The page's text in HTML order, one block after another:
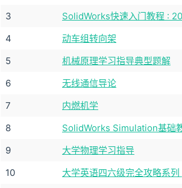
3
SolidWorks快速入门教程 :
4
动车组转向架
5
机械原理学习指导典型题解
6
无线通信导论
7
内燃机学
8
SolidWorks Simulation基础
9
大学物理学习指导
10
大学英语四六级完全攻略系